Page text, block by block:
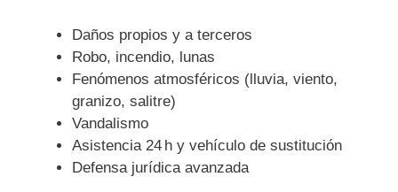
Daños propios y a terceros
Robo, incendio, lunas
Fenómenos atmosféricos (lluvia, viento,
granizo, salitre)
Vandalismo
Asistencia 24 h y vehículo de sustitución
Defensa jurídica avanzada